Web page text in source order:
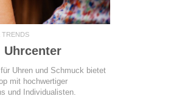
TRENDS
Uhren und Schmuck bietet
mit hochwertiger
und Individualisten.